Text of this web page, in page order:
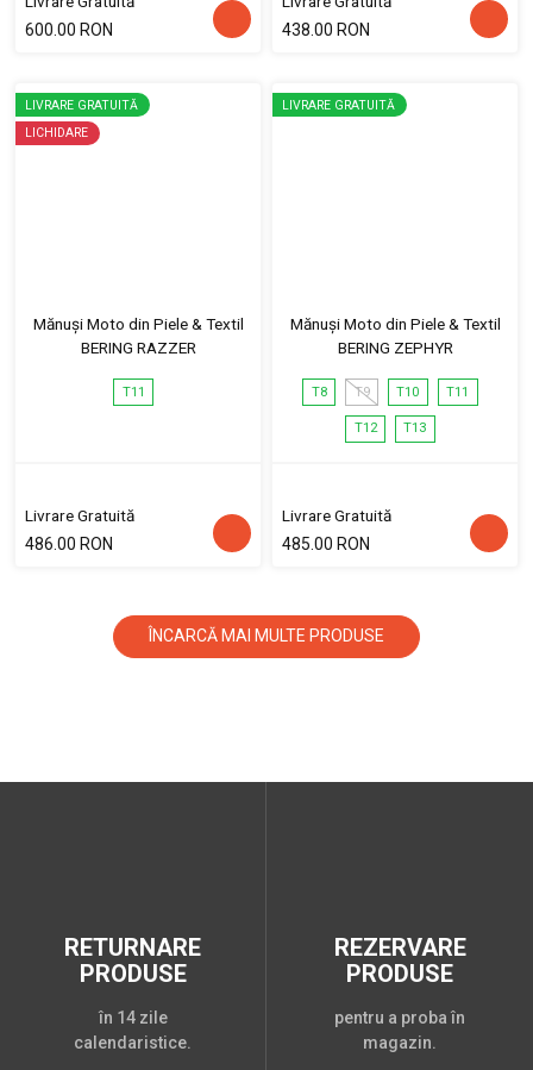
600.00 RON
438.00 RON
LIVRARE GRATUITĂ
LICHIDARE
Mănuși Moto din Piele & Textil
BERING RAZZER
T11
Livrare Gratuită
486.00 RON
LIVRARE GRATUITĂ
Mănuși Moto din Piele & Textil
BERING ZEPHYR
T8 T9 T10 T11
T12 T13
Livrare Gratuită
485.00 RON
ÎNCARCĂ MAI MULTE PRODUSE
RETURNARE
PRODUSE
în 14 zile
calendaristice.
REZERVARE
PRODUSE
pentru a proba în
magazin.